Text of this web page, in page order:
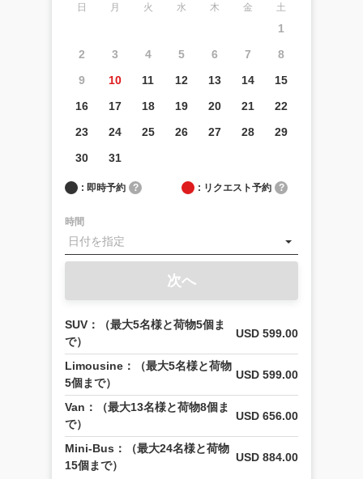
日 月 火 水 木 金 土
1
2
3 4 5 6 7
8
9
10 11 12 13 14
15
16
17 18 19 20 21
22
23
24 25 26 27 28
29
30
31
: 即時予約 ? : リクエスト予約 ?
時間
次へ
SUV：（最大5名様と荷物5個ま
で）
USD 599.00
Limousine：（最大5名様と荷物
5個まで）
USD 599.00
Van：（最大13名様と荷物8個ま
で）
USD 656.00
Mini-Bus：（最大24名様と荷物
15個まで）
USD 884.00